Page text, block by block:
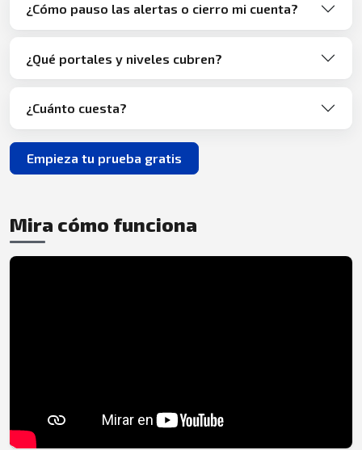
¿Cómo pauso las alertas o cierro mi cuenta?
¿Qué portales y niveles cubren?
¿Cuánto cuesta?
Empieza tu prueba gratis
Mira cómo funciona